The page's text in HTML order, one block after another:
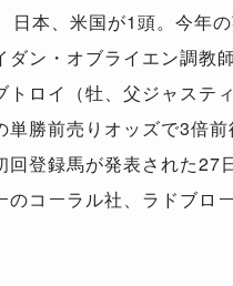
日本、米国が1頭。今年
ダン・オブライエン調教
トロイ（牡、父ジャステ
単勝前売りオッズで3倍
回登録馬が発表された27
のコーラル社、ラドブロ